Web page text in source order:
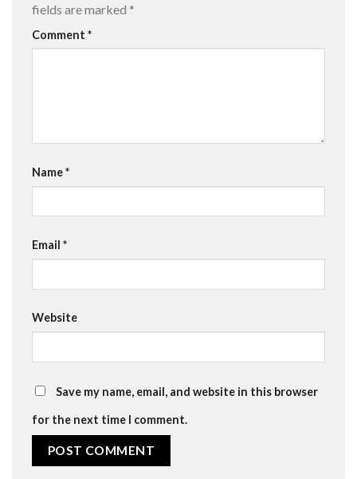
fields are marked *
Comment *
Name*
Email *
Website
Save my name, email, and website in this browser
for the next time I comment.